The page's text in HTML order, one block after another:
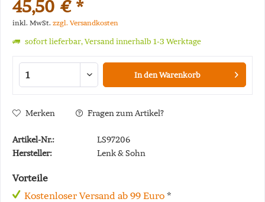
45,50 € *
inkl. MwSt. zzgl. Versandkosten
sofort lieferbar, Versand innerhalb 1-3 Werktage
In denWarenkorb
Merken Fragen zum Artikel?
Artikel-Nr.:
LS97206
Hersteller:
Lenk & Sohn
Vorteile
Kostenloser Versand ab 99 Euro *